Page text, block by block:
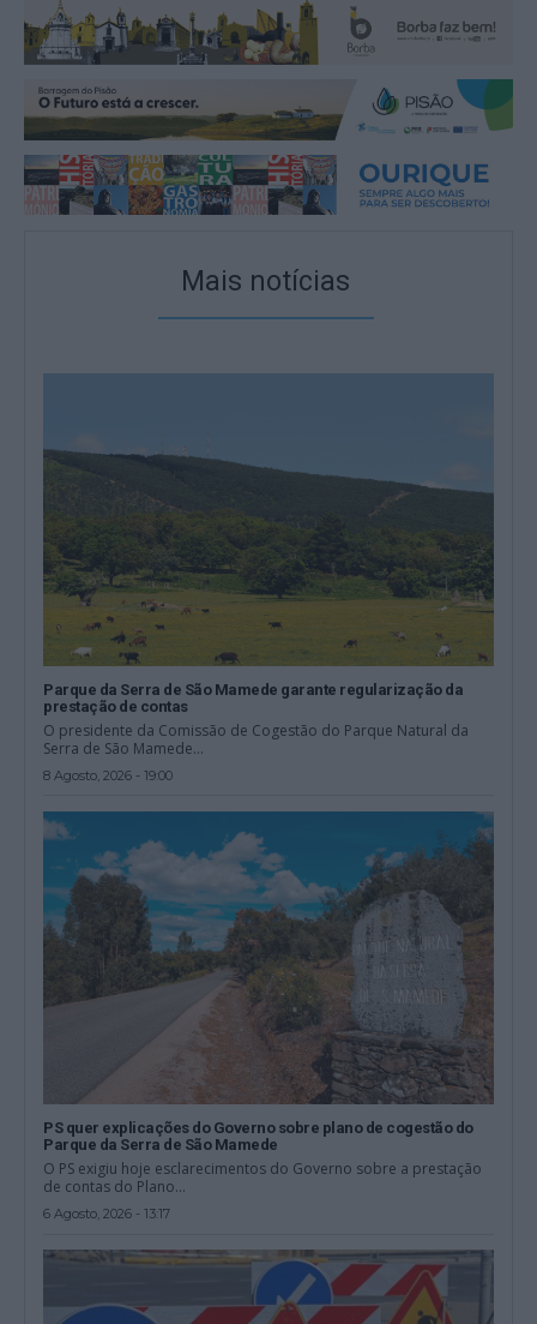
Mais notícias
Parque da Serra de São Mamede garante regularização da
prestação de contas
O presidente da Comissão de Cogestão do Parque Natural da
Serra de São Mamede...
8 Agosto, 2026 - 19:00
PS quer explicações do Governo sobre plano de cogestão do
Parque da Serra de São Mamede
O PS exigiu hoje esclarecimentos do Governo sobre a prestação
de contas do Plano...
6 Agosto, 2026 - 13:17